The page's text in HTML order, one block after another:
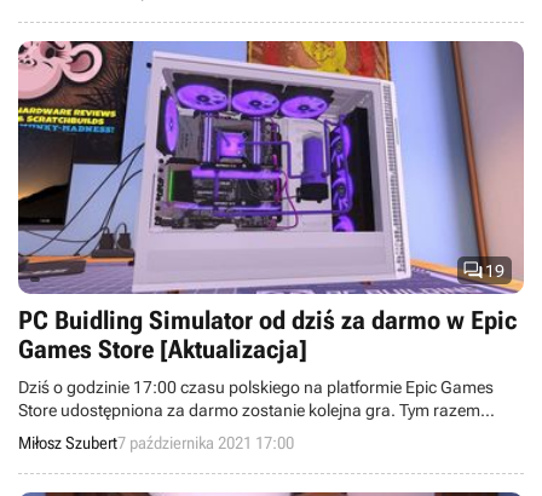
19
PC Buidling Simulator od dziś za darmo w Epic
Games Store [Aktualizacja]
Dziś o godzinie 17:00 czasu polskiego na platformie Epic Games
Store udostępniona za darmo zostanie kolejna gra. Tym razem
będzie to PC Building Simulator. Produkcja pozostanie dostępna bez
żadnych opłat do 14 października.
Miłosz Szubert7 października 2021 17:00